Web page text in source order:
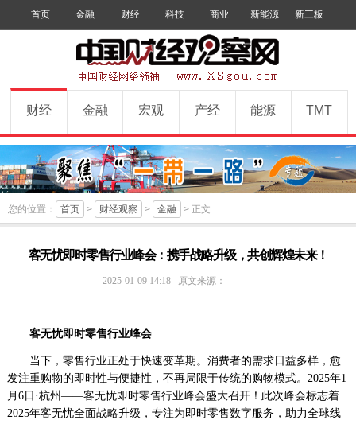
首页 金融 财经 科技 商业 新能源 新三板
财经 金融 宏观 产经 能源 TMT
您的位置： 首页 > 财经观察 > 金融 > 正文
客无忧即时零售行业峰会：携手战略升级，共创辉煌未来！
2025-01-09 14:18
财
网
·www.xsgou.com
原文来源：
客无忧即时零售行业峰会
当下，零售行业正处于快速变革期。消费者的需求日益多样，愈
发注重购物的即时性与便捷性，不再局限于传统的购物模式。2025年1
月6日·杭州——客无忧即时零售行业峰会盛大召开！此次峰会标志着
2025年客无忧全面战略升级，专注为即时零售数字服务，助力全球线